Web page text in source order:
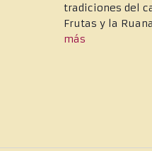
tradiciones del
Frutas y la
más